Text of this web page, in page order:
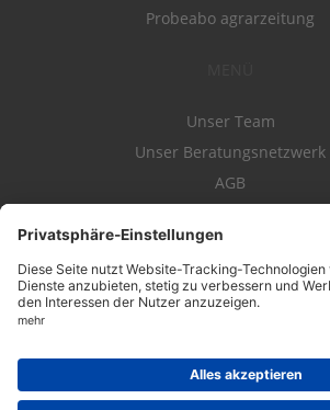
Probeabo agrarzeitung
Unser Team
Unser Beratungsnetzwerk
AGB
Datenschutz
Impressum
Kontakt